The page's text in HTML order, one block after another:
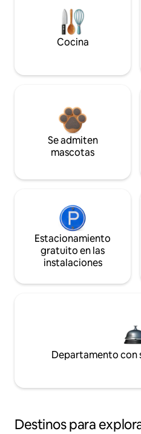
Cocina
Se admiten
mascotas
Estacionamiento
gratuito en las
instalaciones
Departamento con
Destinos para